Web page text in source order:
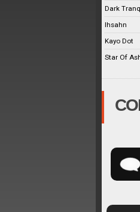
Dark
Ihsahn
Kayo Dot
Star Of